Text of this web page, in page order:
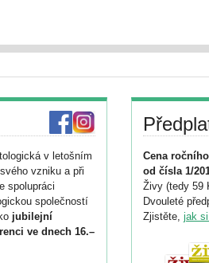
v letošním
vzniku a při
spolupráci
společností
jubilejní
ve dnech 16.–
Cena
od čísla 1/
Živy (tedy 59
Dvouleté
Zjistěte, jak